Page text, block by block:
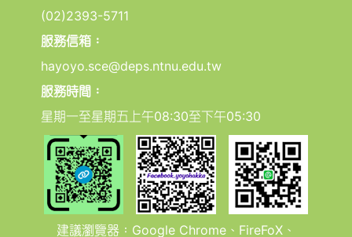
(02)2393-5711
服務信箱：
hayoyo.sce@deps.ntnu.edu.tw
服務時間：
星期一至星期五上午08:30至下午05:30
建議瀏覽器：Google Chrome、FireFoX、